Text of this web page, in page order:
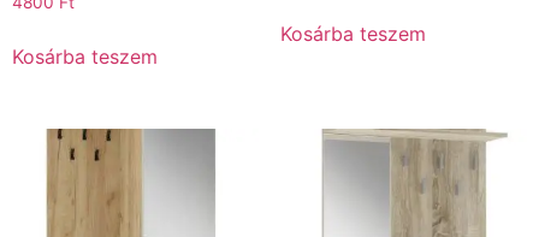
Kosárba teszem
Kosárba teszem